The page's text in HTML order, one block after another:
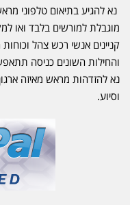
נא להגיע בתיאום טלפוני
מוגבלת למורשים בלבד ואו
קניינים אנשי רכש צהל
והחילות השונים כניסה
נא להזדהות מראש מאיזה
וסיוע.